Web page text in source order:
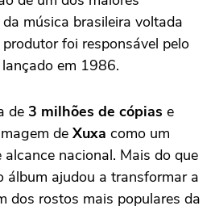
música brasileira voltada
foi responsável pelo
em 1986.
de 3 milhões de cópias e
de Xuxa como um
nacional. Mais do que
álbum ajudou a transformar a
dos rostos mais populares da